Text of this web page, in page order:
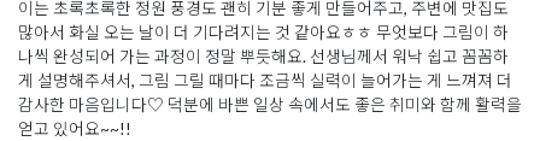
이는 초록초록한 정원 풍경도 괜히 기분 좋게 만들어주고, 주변에 맛집도
많아서 화실 오는 날이 더 기다려지는 것 같아요ㅎㅎ 무엇보다 그림이 하
나씩 완성되어 가는 과정이 정말 뿌듯해요. 선생님께서 워낙 쉽고 꼼꼼하
게 설명해주셔서, 그림 그릴 때마다 조금씩 실력이 늘어가는 게 느껴져 더
감사한 마음입니다♡ 덕분에 바쁜 일상 속에서도 좋은 취미와 함께 활력을
얻고 있어요~~!!